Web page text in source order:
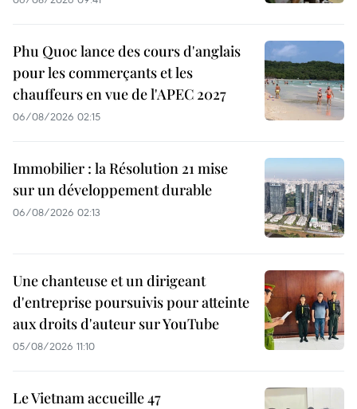
Phu Quoc lance des cours d'anglais
pour les commerçants et les
chauffeurs en vue de l'APEC 2027
06/08/2026 02:15
Immobilier : la Résolution 21 mise
sur un développement durable
06/08/2026 02:13
Une chanteuse et un dirigeant
d'entreprise poursuivis pour atteinte
aux droits d'auteur sur YouTube
05/08/2026 11:10
Le Vietnam accueille 47